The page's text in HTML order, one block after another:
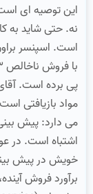
این توصیه ای
نه. حتی شاید به
است. اسپنسر
پی برده است.
مواد بازیافتی
می دارد: پیش
برآورد فروش